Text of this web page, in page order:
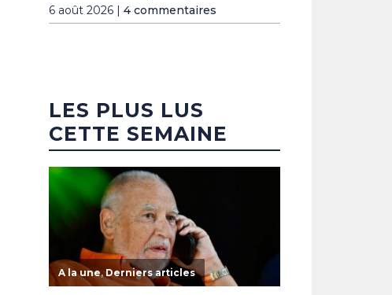
6 août 2026 | 4 commentaires
LES PLUS LUS
CETTE SEMAINE